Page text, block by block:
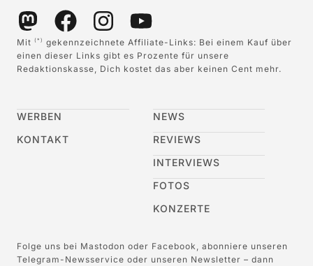
Mit (*)
gekennzeichnete Affiliate-Links: Bei einem Kauf über
einen dieser Links gibt es Prozente für unsere
Redaktionskasse, Dich kostet das aber keinen Cent mehr.
WERBEN
KONTAKT
NEWS
REVIEWS
INTERVIEWS
FOTOS
KONZERTE
Folge uns bei Mastodon oder Facebook, abonniere unseren
Telegram-Newsservice oder unseren Newsletter – dann